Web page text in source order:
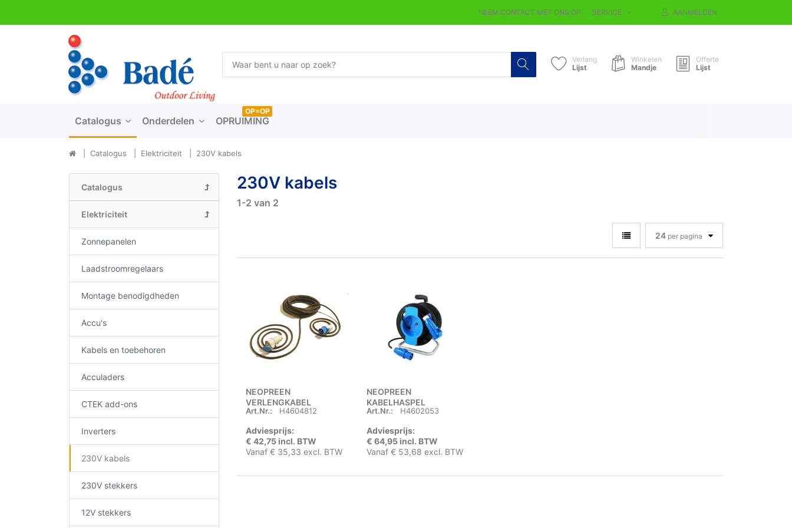
NEEM CONTACT MET ONS OP SERVICE AANMELDEN
Verlang
Lijst
Winkelen
Mandje
Offerte
Lijst
Catalogus Onderdelen OPRUIMING
OP=OP
Catalogus Elektriciteit 230V kabels
Catalogus
Elektriciteit
Zonnepanelen
Laadstroomregelaars
Montage benodigdheden
Accu's
Kabels en toebehoren
Acculaders
CTEK add-ons
Inverters
230V kabels
230V stekkers
12V stekkers
230V kabels
1-2 van 2
24 per pagina
NEOPREEN
VERLENGKABEL
Art.Nr.: H4604812
Adviesprijs:
€ 42,75 incl. BTW
Vanaf € 35,33 excl. BTW
NEOPREEN
KABELHASPEL
Art.Nr.: H4602053
Adviesprijs:
€ 64,95 incl. BTW
Vanaf € 53,68 excl. BTW